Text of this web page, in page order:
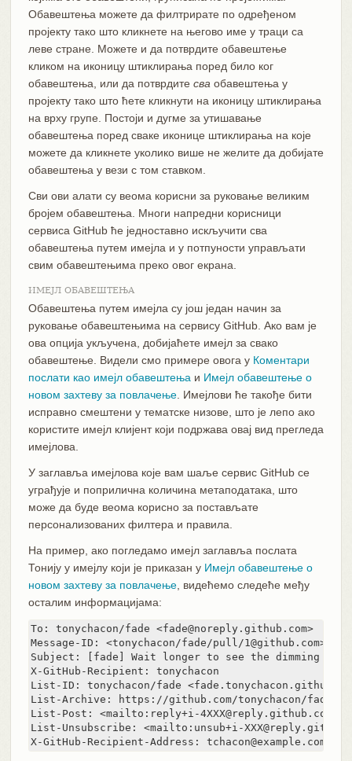
Обавештења можете да филтрирате по одређеном
пројекту тако што кликнете на његово име у траци са
леве стране. Можете и да потврдите обавештење
кликом на иконицу штиклирања поред било ког
обавештења, или да потврдите сва обавештења у
пројекту тако што ћете кликнути на иконицу штиклирања
на врху групе. Постоји и дугме за утишавање
обавештења поред сваке иконице штиклирања на које
можете да кликнете уколико више не желите да добијате
обавештења у вези с том ставком.
Сви ови алати су веома корисни за руковање великим
бројем обавештења. Многи напредни корисници
сервиса GitHub ће једноставно искључити сва
обавештења путем имејла и у потпуности управљати
свим обавештењима преко овог екрана.
ИМЕЈЛ ОБАВЕШТЕЊА
Обавештења путем имејла су још један начин за
руковање обавештењима на сервису GitHub. Ако вам је
ова опција укључена, добијаћете имејл за свако
обавештење. Видели смо примере овога у Коментари
послати као имејл обавештења и Имејл обавештење о
новом захтеву за повлачење. Имејлови ће такође бити
исправно смештени у тематске низове, што је лепо ако
користите имејл клијент који подржава овај вид прегледа
имејлова.
У заглавља имејлова које вам шаље сервис GitHub се
уграђује и поприлична количина метаподатака, што
може да буде веома корисно за постављате
персонализованих филтера и правила.
На пример, ако погледамо имејл заглавља послата
Тонију у имејлу који је приказан у Имејл обавештење о
новом захтеву за повлачење, видећемо следеће међу
осталим информацијама:
To: tonychacon/fade <fade@noreply.github.com>
Message-ID: <tonychacon/fade/pull/1@github.com>
Subject: [fade] Wait longer to see the dimming
X-GitHub-Recipient: tonychacon
List-ID: tonychacon/fade
List-Archive: https://github.com/tonychacon/fade
List-Post: <mailto:reply+i-4XXX@reply.github.com>
List-Unsubscribe: <mailto:unsub+i-
X-GitHub-Recipient-Address: tchacon@example.com